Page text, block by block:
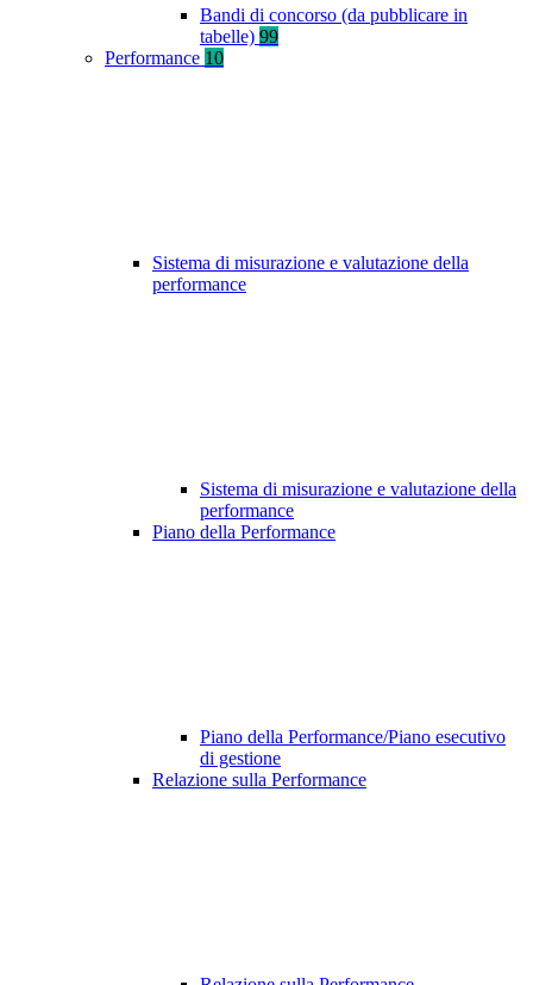
Bandi di concorso (da pubblicare in
tabelle) 99
Performance 10
Sistema di misurazione e valutazione della
performance
Sistema di misurazione e valutazione della
performance
Piano della Performance
Piano della Performance/Piano esecutivo
di gestione
Relazione sulla Performance